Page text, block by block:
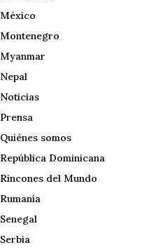
México
Montenegro
Myanmar
Nepal
Noticias
Prensa
Quiénes somos
República Dominicana
Rincones del Mundo
Rumanía
Senegal
Serbia